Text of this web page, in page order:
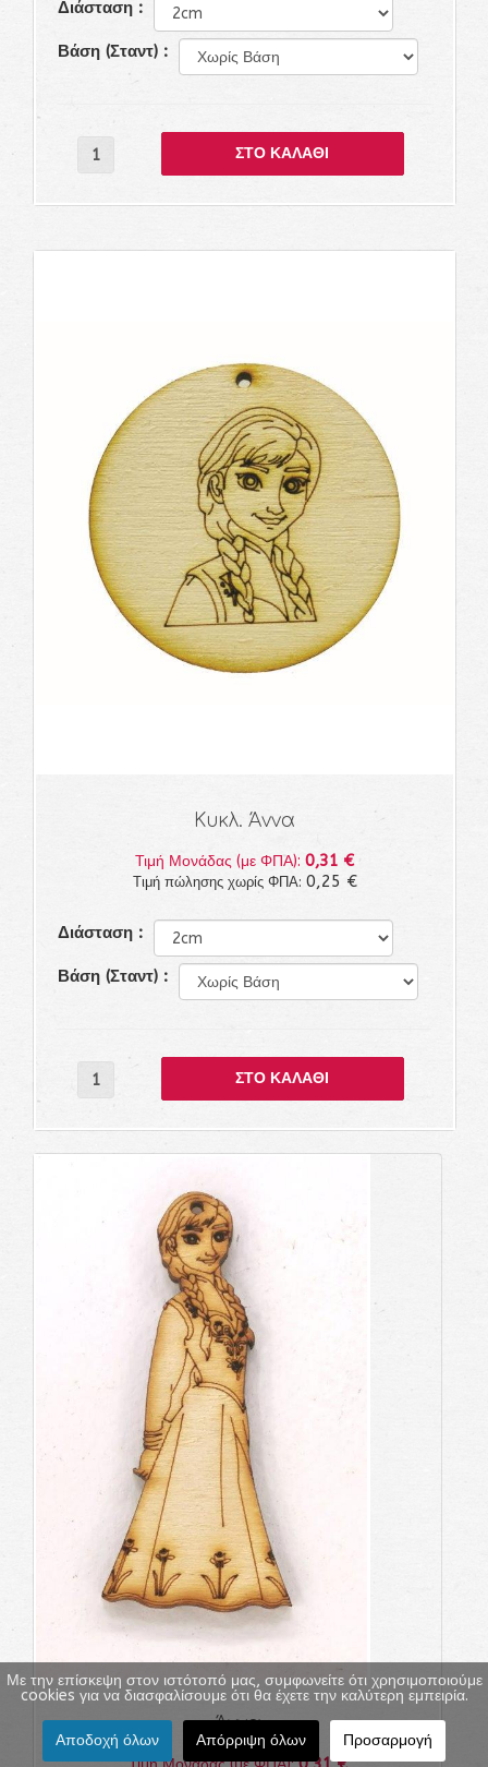
Διάσταση :
Βάση (Σταντ) :
Κυκλ. Άννα
Τιμή Μονάδας (με ΦΠΑ): 0,31 €
Τιμή πώλησης χωρίς ΦΠΑ: 0,25 €
Διάσταση :
Βάση (Σταντ) :
Άννα
Με την επίσκεψη στον ιστότοπό μας, συμφωνείτε ότι χρησιμοποιούμε
cookies για να διασφαλίσουμε ότι θα έχετε την καλύτερη εμπειρία.
Αποδοχή όλων Απόρριψη όλων Προσαρμογή